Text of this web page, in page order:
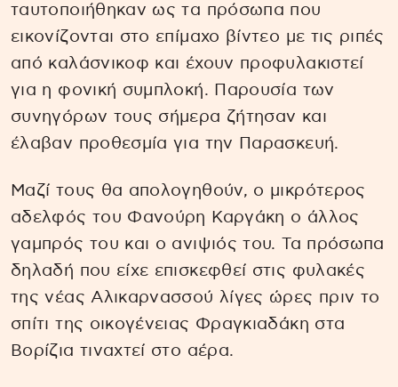
ταυτοποιήθηκαν ως τα πρόσωπα που
εικονίζονται στο επίμαχο βίντεο με τις ριπές
από καλάσνικοφ και έχουν προφυλακιστεί
για η φονική συμπλοκή. Παρουσία των
συνηγόρων τους σήμερα ζήτησαν και
έλαβαν προθεσμία για την Παρασκευή.
Μαζί τους θα απολογηθούν, ο μικρότερος
αδελφός του Φανούρη Καργάκη ο άλλος
γαμπρός του και ο ανιψιός του. Τα πρόσωπα
δηλαδή που είχε επισκεφθεί στις φυλακές
της νέας Αλικαρνασσού λίγες ώρες πριν το
σπίτι της οικογένειας Φραγκιαδάκη στα
Βορίζια τιναχτεί στο αέρα.